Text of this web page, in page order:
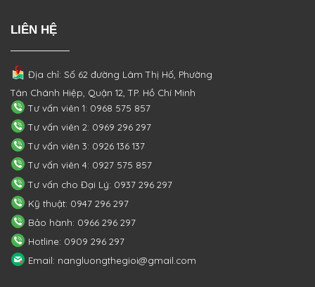
LIÊN HỆ
Địa chỉ: Số 62 đường Lâm Thị Hố, Phường
Tân Chánh Hiệp, Quận 12, TP. Hồ Chí Minh
Tư vấn viên 1: 0968 575 857
Tư vấn viên 2: 0969 296 297
Tư vấn viên 3: 0926 136 137
Tư vấn viên 4: 0927 575 857
Tư vấn cho Đại Lý: 0937 296 297
Kỹ thuật: 0947 296 297
Bảo hành: 0966 296 297
Hotline: 0909 296 297
Email: nangluongthegioi@gmail.com